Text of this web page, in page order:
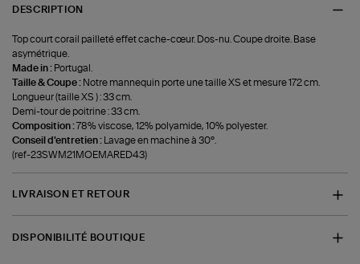
DESCRIPTION
Top court corail pailleté effet cache-cœur. Dos-nu. Coupe droite. Base
asymétrique.
Made in : Portugal.
Taille & Coupe : Notre mannequin porte une taille XS et mesure 172 cm.
Longueur (taille XS ) : 33 cm.
Demi-tour de poitrine : 33 cm.
Composition :78% viscose, 12% polyamide, 10% polyester.
Conseil d'entretien :
Lavage en machine à 30°.
(ref-23SWM21MOEMARED43)
LIVRAISON ET RETOUR
DISPONIBILITÉ BOUTIQUE